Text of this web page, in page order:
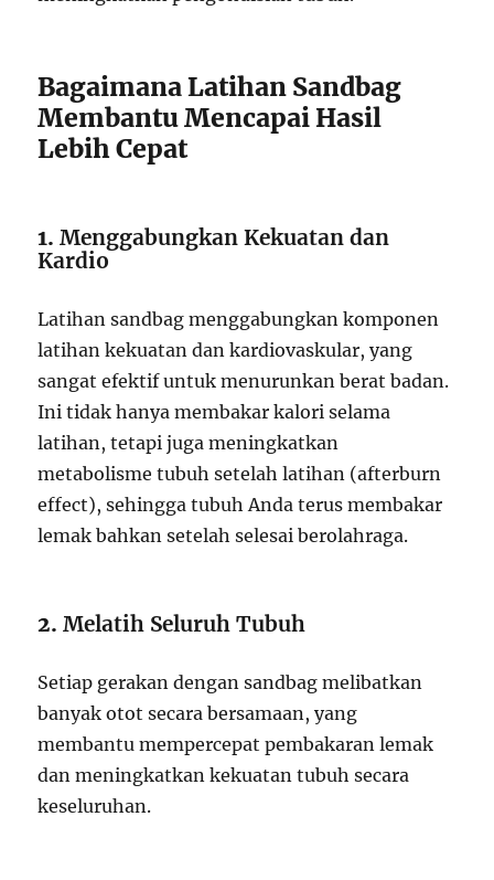
Bagaimana Latihan Sandbag
Membantu Mencapai Hasil
Lebih Cepat
1.Menggabungkan Kekuatan dan
Kardio
Latihan sandbag menggabungkan komponen
latihan kekuatan dan kardiovaskular, yang
sangat efektif untuk menurunkan berat badan.
Ini tidak hanya membakar kalori selama
latihan, tetapi juga meningkatkan
metabolisme tubuh setelah latihan (afterburn
effect), sehingga tubuh Anda terus membakar
lemak bahkan setelah selesai berolahraga.
2.Melatih Seluruh Tubuh
Setiap gerakan dengan sandbag melibatkan
banyak otot secara bersamaan, yang
membantu mempercepat pembakaran lemak
dan meningkatkan kekuatan tubuh secara
keseluruhan.